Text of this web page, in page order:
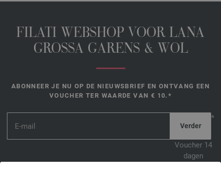
FILATI WEBSHOP VOOR LANA
GROSSA GARENS & WOL
ABONNEER JE NU OP DE NIEUWSBRIEF EN ONTVANG EEN
VOUCHER TER WAARDE VAN € 10.*
*
Voucher 14
dagen